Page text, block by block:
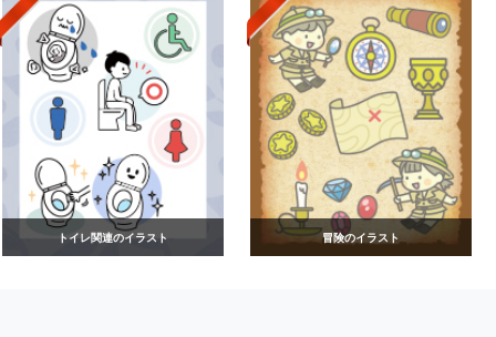
トイレ関連のイラスト 冒険のイラスト